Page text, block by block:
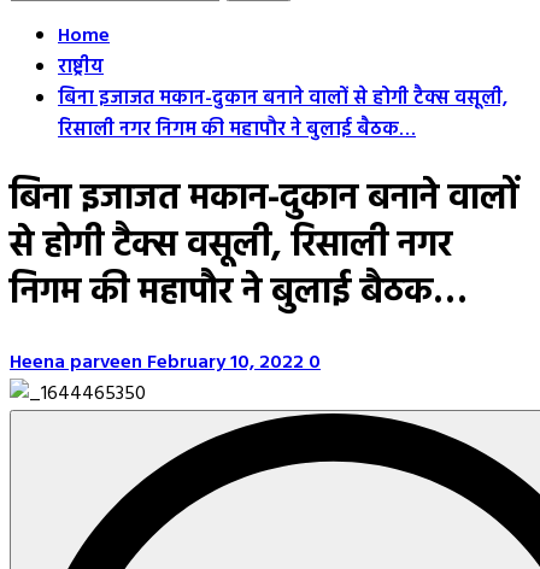
Home
राष्ट्रीय
बिना इजाजत मकान-दुकान बनाने वालों से होगी टैक्स वसूली,
रिसाली नगर निगम की महापौर ने बुलाई बैठक…
बिना इजाजत मकान-दुकान बनाने वालों
से होगी टैक्स वसूली, रिसाली नगर
निगम की महापौर ने बुलाई बैठक…
Heena parveenFebruary 10, 20220